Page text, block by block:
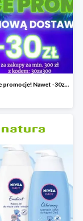
Rosnące promocje! Nawet -30zł mniej+darmowa dostawa